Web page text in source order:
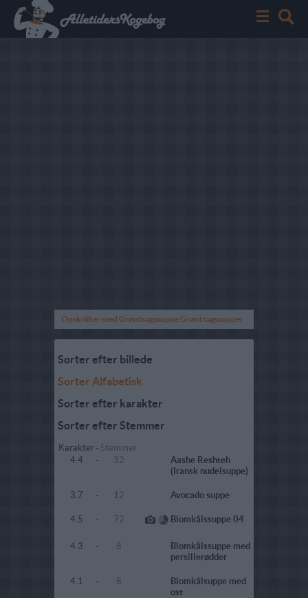
Opskrifter med Grøntsagssuppe Grøntsagssupper
Sorter efter billede
Sorter Alfabetisk
Sorter efter karakter
Sorter efter Stemmer
Karakter - Stemmer
4.4
- 32
Aashe Reshteh
(Iransk nudelsuppe)
3.7 - 12 Avocado suppe
4.5 - 72 Blomkålssuppe 04
4.3 - 8
Blomkålssuppe med
persillerødder
4.1 - 8
Blomkålsuppe med
ost